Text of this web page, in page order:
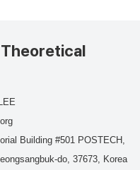
Building #501 POSTECH,
do, 37673, Korea